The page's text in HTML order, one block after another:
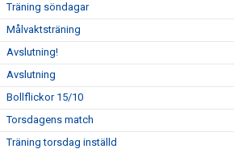
Träning söndagar
Målvaktsträning
Avslutning!
Avslutning
Bollflickor 15/10
Torsdagens match
Träning torsdag inställd